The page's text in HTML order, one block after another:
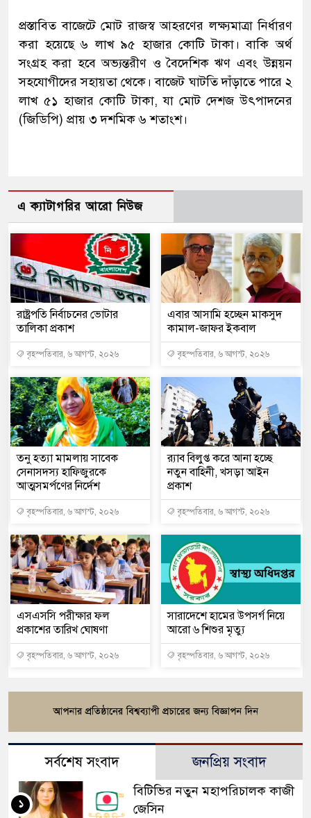
প্রস্তাবিত বাজেটে মোট রাজস্ব আহরণের লক্ষ্যমাত্রা নির্ধারণ
করা হয়েছে ৬ লাখ ৯৫ হাজার কোটি টাকা। বাকি অর্থ
সংগ্রহ করা হবে অভ্যন্তরীণ ও বৈদেশিক ঋণ এবং উন্নয়ন
সহযোগীদের সহায়তা থেকে। বাজেট ঘাটতি দাঁড়াতে পারে ২
লাখ ৫১ হাজার কোটি টাকা, যা মোট দেশজ উৎপাদনের
(জিডিপি) প্রায় ৩ দশমিক ৬ শতাংশ।
এ ক্যাটাগরির আরো নিউজ
রাষ্ট্রপতি নির্বাচনের ভোটার
তালিকা প্রকাশ
বৃহস্পতিবার, ৬ আগস্ট, ২০২৬
এবার আসামি হচ্ছেন মাকসুদ
কামাল-জাফর ইকবাল
বৃহস্পতিবার, ৬ আগস্ট, ২০২৬
তনু হত্যা মামলায় সাবেক
সেনাসদস্য হাফিজুরকে
আত্মসমর্পণের নির্দেশ
বৃহস্পতিবার, ৬ আগস্ট, ২০২৬
র‍্যাব বিলুপ্ত করে আনা হচ্ছে
নতুন বাহিনী, খসড়া আইন
প্রকাশ
বৃহস্পতিবার, ৬ আগস্ট, ২০২৬
এসএসসি পরীক্ষার ফল
প্রকাশের তারিখ ঘোষণা
বৃহস্পতিবার, ৬ আগস্ট, ২০২৬
সারাদেশে হামের উপসর্গ নিয়ে
আরো ৬ শিশুর মৃত্যু
বৃহস্পতিবার, ৬ আগস্ট, ২০২৬
সর্বশেষ সংবাদ জনপ্রিয় সংবাদ
বিটিভির নতুন মহাপরিচালক কাজী
জেসিন
১